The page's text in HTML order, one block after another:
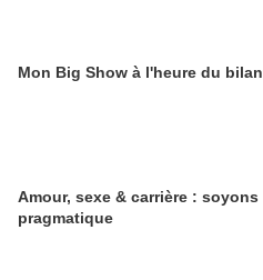
Mon Big Show à l'heure du bilan
Amour, sexe & carrière : soyons
pragmatique